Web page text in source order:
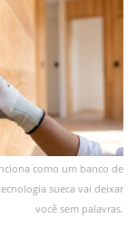
como um banco de
sueca vai deixar
você sem palavras.